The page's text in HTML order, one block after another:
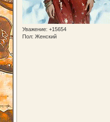
Уважение: +15654
Пол: Женский